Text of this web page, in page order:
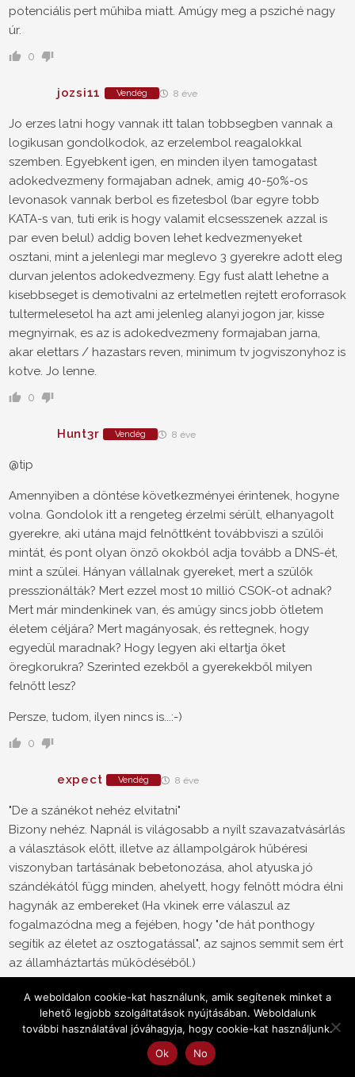
potenciális pert műhiba miatt. Amúgy meg a psziché nagy
úr.
0
jozsi11 Vendég 8 éve
Jo erzes latni hogy vannak itt talan tobbsegben vannak a
logikusan gondolkodok, az erzelembol reagalokkal
szemben. Egyebkent igen, en minden ilyen tamogatast
adokedvezmeny formajaban adnek, amig 40-50%-os
levonasok vannak berbol es fizetesbol (bar egyre tobb
KATA-s van, tuti erik is hogy valamit elcsesszenek azzal is
par even belul) addig boven lehet kedvezmenyeket
osztani, mint a jelenlegi mar meglevo 3 gyerekre adott eleg
durvan jelentos adokedvezmeny. Egy fust alatt lehetne a
kisebbseget is demotivalni az ertelmetlen rejtett eroforrasok
tultermelesetol ha azt ami jelenleg alanyi jogon jar, kisse
megnyirnak, es az is adokedvezmeny formajaban jarna,
akar elettars / hazastars reven, minimum tv jogviszonyhoz is
kotve. Jo lenne.
0
Hunt3r Vendég 8 éve
@tip
Amennyiben a döntése következményei érintenek, hogyne
volna. Gondolok itt a rengeteg érzelmi sérült, elhanyagolt
gyerekre, aki utána majd felnőttként továbbviszi a szülői
mintát, és pont olyan önző okokból adja tovább a DNS-ét,
mint a szülei. Hányan vállalnak gyereket, mert a szülők
presszionálták? Mert ezzel most 10 millió CSOK-ot adnak?
Mert már mindenkinek van, és amúgy sincs jobb ötletem
életem céljára? Mert magányosak, és rettegnek, hogy
egyedül maradnak? Hogy legyen aki eltartja őket
öregkorukra? Szerinted ezekből a gyerekekből milyen
felnőtt lesz?
Persze, tudom, ilyen nincs is...:-)
0
expect Vendég 8 éve
"De a szánékot nehéz elvitatni"
Bizony nehéz. Napnál is világosabb a nyílt szavazatvásárlás
a választások előtt, illetve az állampolgárok hűbéresi
viszonyban tartásának bebetonozása, ahol atyuska jó
szándékától függ minden, ahelyett, hogy felnőtt módra élni
hagynák az embereket (Ha vkinek erre válaszul az
fogalmazódna meg a fejében, hogy "de hát ponthogy
segítik az életet az osztogatással", az sajnos semmit sem ért
az államháztartás működéséből.)
Janos82 Vendég 8 éve
Ha jol ertelmezem, akkor itt minimum 3 milliorol csuszik le az
A weboldalon cookie-kat használunk, amik segítenek minket a
lehető legjobb szolgáltatások nyújtásában. Weboldalunk
további használatával jóváhagyja, hogy cookie-kat használjunk.
Ok
No